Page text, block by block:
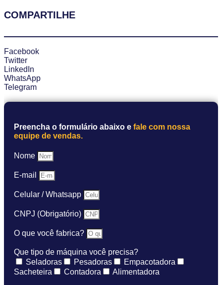
COMPARTILHE
Facebook
Twitter
LinkedIn
WhatsApp
Telegram
Preencha o formulário abaixo e fale com nossa
equipe de vendas.
Nome
E-mail
Celular / Whatsapp
CNPJ (Obrigatório)
O que você fabrica?
Que tipo de máquina você precisa?
Seladoras
Pesadoras
Empacotadora
Sacheteira
Contadora Alimentadora